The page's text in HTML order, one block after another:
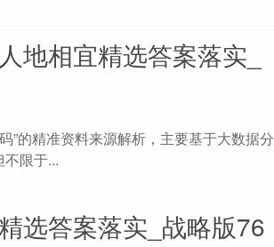
地相宜精选答案落实_
”的精准资料来源解析，主要基于大数据分
限于...
选答案落实_战略版76